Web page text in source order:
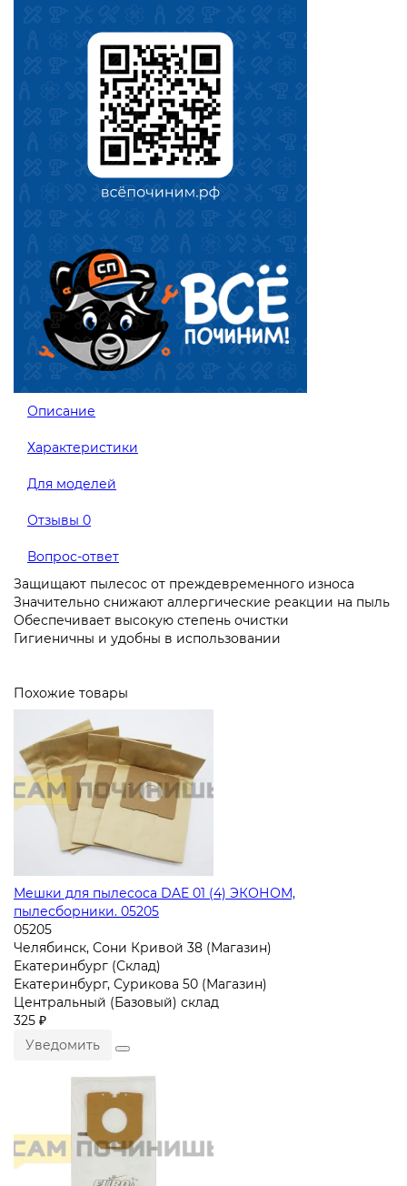
Описание
Характеристики
Для моделей
Отзывы 0
Вопрос-ответ
Защищают пылесос от преждевременного износа
Значительно снижают аллергические реакции на пыль
Обеспечивает высокую степень очистки
Гигиеничны и удобны в использовании
Похожие товары
Мешки для пылесоса DAE 01 (4) ЭКОНОМ,
пылесборники. 05205
05205
Челябинск, Сони Кривой 38 (Магазин)
Екатеринбург (Склад)
Екатеринбург, Сурикова 50 (Магазин)
Центральный (Базовый) склад
325 ₽
Уведомить